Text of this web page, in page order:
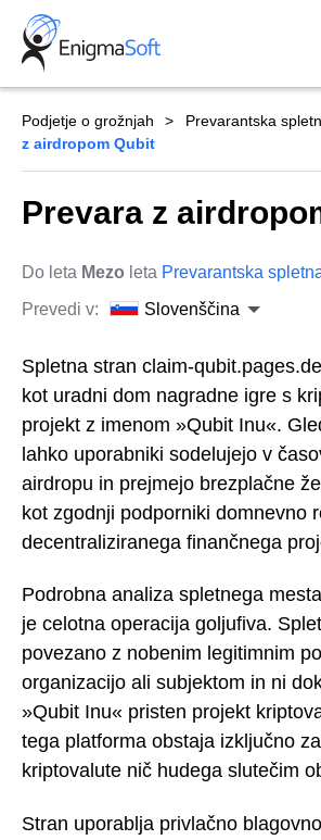
Skip
content
Podjetje o grožnjah Prevarantska
z airdropom Qubit
Prevara z
Do leta Mezo leta Prevarantska
Prevedi v:
Slovenščina
Spletna stran claim-
kot uradni dom nagradne igre s
projekt z imenom »Qubit Inu«.
lahko uporabniki sodelujejo v
airdropu in prejmejo brezplačne
kot zgodnji podporniki domnevno
decentraliziranega finančnega
Podrobna analiza spletnega
je celotna operacija goljufiva.
povezano z nobenim legitimnim
organizacijo ali subjektom in ni
»Qubit Inu« pristen projekt
tega platforma obstaja izključno
kriptovalute nič hudega slutečim
Stran uporablja privlačno